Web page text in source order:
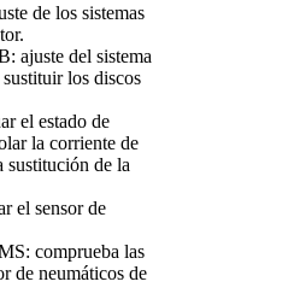
de los sistemas
ajuste del sistema
los discos
el estado de
la corriente de
sustitución de la
el sensor de
comprueba las
de neumáticos de